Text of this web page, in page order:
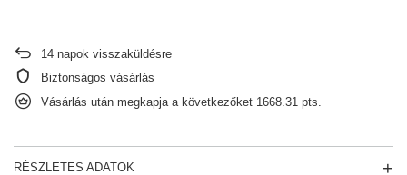
14 napok visszaküldésre
Biztonságos vásárlás
Vásárlás után megkapja a következőket 1668.31 pts.
RÉSZLETES ADATOK